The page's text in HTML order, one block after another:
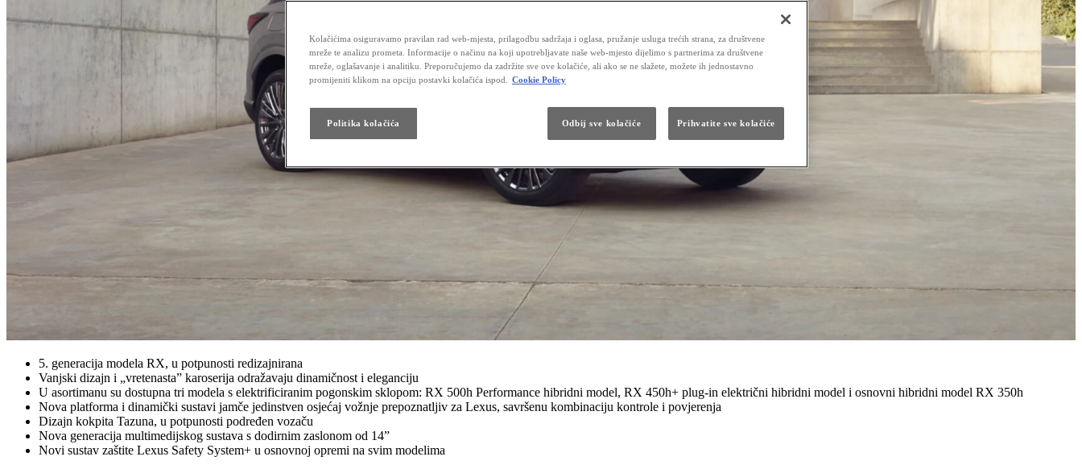
5. generacija modela RX, u potpunosti redizajnirana
Vanjski dizajn i „vretenasta” karoserija odražavaju dinamičnost i eleganciju
U asortimanu su dostupna tri modela s elektrificiranim pogonskim sklopom: RX 500h Performance hibridni model, RX 450h+ plug-in električni hibridni model i osnovni hibridni model RX 350h
Nova platforma i dinamički sustavi jamče jedinstven osjećaj vožnje prepoznatljiv za Lexus, savršenu kombinaciju kontrole i povjerenja
Dizajn kokpita Tazuna, u potpunosti podređen vozaču
Nova generacija multimedijskog sustava s dodirnim zaslonom od 14”
Novi sustav zaštite Lexus Safety System+ u osnovnoj opremi na svim modelima
Kolačićima osiguravamo pravilan rad web-mjesta, prilagodbu sadržaja i oglasa, pružanje usluga trećih strana, za društvene
mreže te analizu prometa. Informacije o načinu na koji upotrebljavate naše web-mjesto dijelimo s partnerima za društvene
mreže, oglašavanje i analitiku. Preporučujemo da zadržite sve ove kolačiće, ali ako se ne slažete, možete ih jednostavno
promijeniti klikom na opciju postavki kolačića ispod.
Cookie Policy
Politika kolačića Odbij sve kolačiće Prihvatite sve kolačiće